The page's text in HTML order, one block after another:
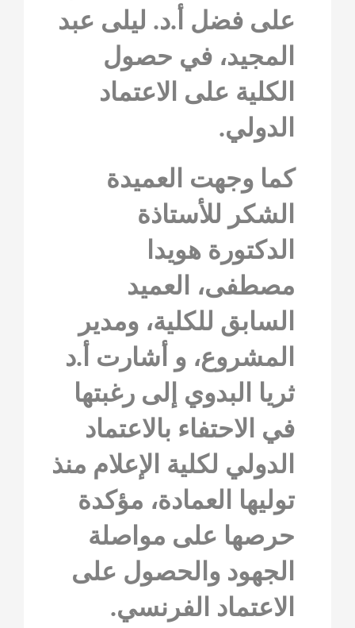
على فضل أ.د. ليلى عبد
المجيد، في حصول
الكلية على الاعتماد
الدولي.
كما وجهت العميدة
الشكر للأستاذة
الدكتورة هويدا
مصطفى، العميد
السابق للكلية، ومدير
المشروع، و أشارت أ.د
ثريا البدوي إلى رغبتها
في الاحتفاء بالاعتماد
الدولي لكلية الإعلام منذ
توليها العمادة، مؤكدة
حرصها على مواصلة
الجهود والحصول على
الاعتماد الفرنسي.